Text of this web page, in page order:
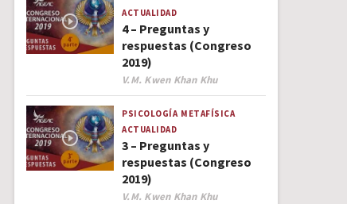
ACTUALIDAD
4 – Preguntas y
respuestas (Congreso
2019)
Author
V.M. Kwen Khan Khu
PSICOLOGÍA METAFÍSICA
ACTUALIDAD
3 – Preguntas y
respuestas (Congreso
2019)
Author
V.M. Kwen Khan Khu